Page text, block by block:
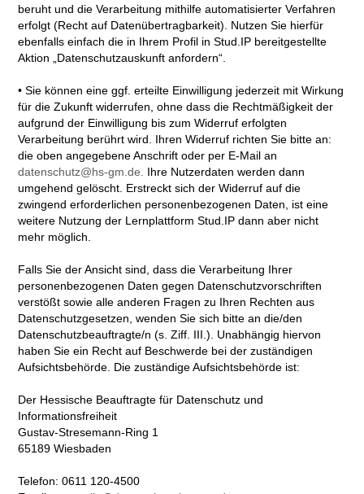
beruht und die Verarbeitung mithilfe automatisierter Verfahren
erfolgt (Recht auf Datenübertragbarkeit). Nutzen Sie hierfür
ebenfalls einfach die in Ihrem Profil in Stud.IP bereitgestellte
Aktion „Datenschutzauskunft anfordern“.
• Sie können eine ggf. erteilte Einwilligung jederzeit mit Wirkung
für die Zukunft widerrufen, ohne dass die Rechtmäßigkeit der
aufgrund der Einwilligung bis zum Widerruf erfolgten
Verarbeitung berührt wird. Ihren Widerruf richten Sie bitte an:
die oben angegebene Anschrift oder per E-Mail an
datenschutz@hs-gm.de. Ihre Nutzerdaten werden dann
umgehend gelöscht. Erstreckt sich der Widerruf auf die
zwingend erforderlichen personenbezogenen Daten, ist eine
weitere Nutzung der Lernplattform Stud.IP dann aber nicht
mehr möglich.
Falls Sie der Ansicht sind, dass die Verarbeitung Ihrer
personenbezogenen Daten gegen Datenschutzvorschriften
verstößt sowie alle anderen Fragen zu Ihren Rechten aus
Datenschutzgesetzen, wenden Sie sich bitte an die/den
Datenschutzbeauftragte/n (s. Ziff. III.). Unabhängig hiervon
haben Sie ein Recht auf Beschwerde bei der zuständigen
Aufsichtsbehörde. Die zuständige Aufsichtsbehörde ist:
Der Hessische Beauftragte für Datenschutz und
Informationsfreiheit
Gustav-Stresemann-Ring 1
65189 Wiesbaden
Telefon: 0611 120-4500